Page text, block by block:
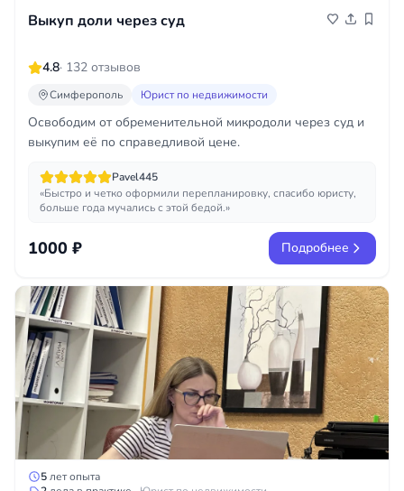
Выкуп доли через суд
4.8· 132 отзывов
Симферополь Юрист по недвижимости
Освободим от обременительной микродоли через суд и
выкупим её по справедливой цене.
Pavel445
«Быстро и четко оформили перепланировку, спасибо юристу,
больше года мучались с этой бедой.»
1000 ₽ Подробнее
5лет опыта